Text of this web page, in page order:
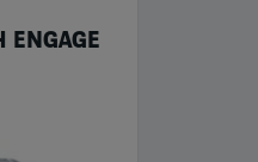
ENGAGE